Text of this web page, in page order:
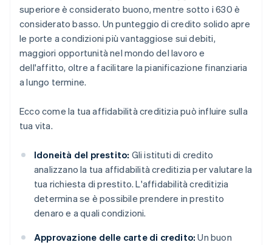
superiore è considerato buono, mentre sotto i 630 è
considerato basso. Un punteggio di credito solido apre
le porte a condizioni più vantaggiose sui debiti,
maggiori opportunità nel mondo del lavoro e
dell'affitto, oltre a facilitare la pianificazione finanziaria
a lungo termine.
Ecco come la tua affidabilità creditizia può influire sulla
tua vita.
Idoneità del prestito: Gli istituti di credito
analizzano la tua affidabilità creditizia per valutare la
tua richiesta di prestito. L'affidabilità creditizia
determina se è possibile prendere in prestito
denaro e a quali condizioni.
Approvazione delle carte di credito: Un buon